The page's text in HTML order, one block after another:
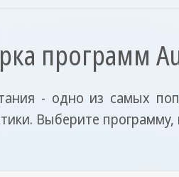
программ
- одно из самых
Выберите